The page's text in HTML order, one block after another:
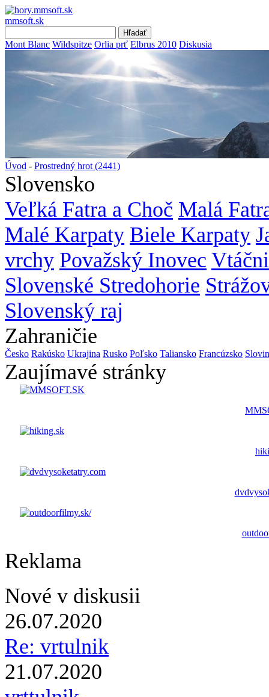
mmsoft.sk
Mont Blanc Wildspitze Orlia prť Elbrus 2010 Diskusia
Úvod - Prostredný hrot (2441)
Slovensko
Veľká Fatra a Choč Malá
Malé Karpaty Biele Karpaty
vrchy Považský Inovec
Slovenské Stredohorie
Slovenský raj
Zahraničie
Česko Rakúsko Ukrajina Rusko Poľsko Taliansko Francúzsko
Zaujímavé stránky
Reklama
Nové v diskusii
26.07.2020
Re: vrtulnik
21.07.2020